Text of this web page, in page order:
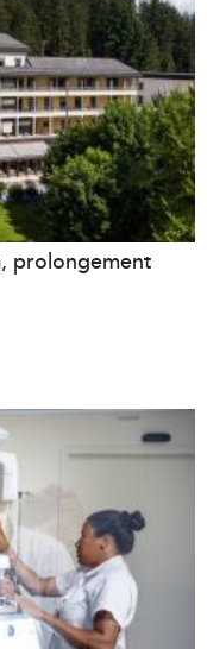
prolongement